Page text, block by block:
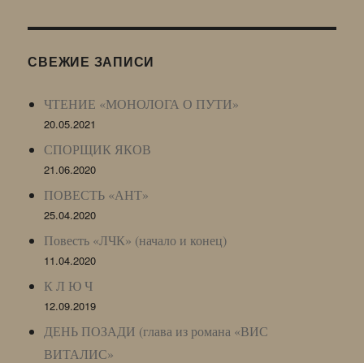
LJ
СВЕЖИЕ ЗАПИСИ
ЧТЕНИЕ «МОНОЛОГА О ПУТИ»
20.05.2021
СПОРЩИК ЯКОВ
21.06.2020
ПОВЕСТЬ «АНТ»
25.04.2020
Повесть «ЛЧК» (начало и конец)
11.04.2020
К Л Ю Ч
12.09.2019
ДЕНЬ ПОЗАДИ (глава из романа «ВИС
ВИТАЛИС»